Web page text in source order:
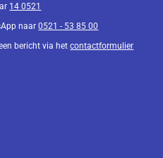
14 0521
naar0521 - 53 85 00
bericht via hetcontactformulier